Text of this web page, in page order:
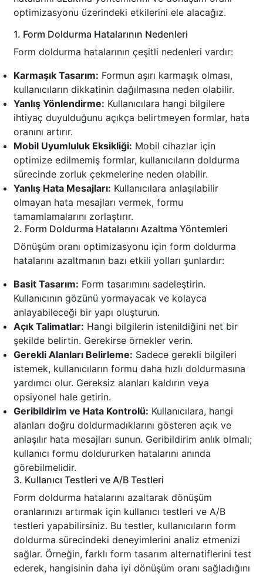
optimizasyonu üzerindeki etkilerini ele alacağız.
1. Form Doldurma Hatalarının Nedenleri
Form doldurma hatalarının çeşitli nedenleri vardır:
Karmaşık Tasarım: Formun aşırı karmaşık olması,
kullanıcıların dikkatinin dağılmasına neden olabilir.
Yanlış Yönlendirme: Kullanıcılara hangi bilgilere
ihtiyaç duyulduğunu açıkça belirtmeyen formlar, hata
oranını artırır.
Mobil Uyumluluk Eksikliği: Mobil cihazlar için
optimize edilmemiş formlar, kullanıcıların doldurma
sürecinde zorluk çekmelerine neden olabilir.
Yanlış Hata Mesajları: Kullanıcılara anlaşılabilir
olmayan hata mesajları vermek, formu
tamamlamalarını zorlaştırır.
2. Form Doldurma Hatalarını Azaltma Yöntemleri
Dönüşüm oranı optimizasyonu için form doldurma
hatalarını azaltmanın bazı etkili yolları şunlardır:
Basit Tasarım: Form tasarımını sadeleştirin.
Kullanıcının gözünü yormayacak ve kolayca
anlayabileceği bir yapı oluşturun.
Açık Talimatlar: Hangi bilgilerin istenildiğini net bir
şekilde belirtin. Gerekirse örnekler verin.
Gerekli Alanları Belirleme: Sadece gerekli bilgileri
istemek, kullanıcıların formu daha hızlı doldurmasına
yardımcı olur. Gereksiz alanları kaldırın veya
opsiyonel hale getirin.
Geribildirim ve Hata Kontrolü: Kullanıcılara, hangi
alanları doğru doldurmadıklarını gösteren açık ve
anlaşılır hata mesajları sunun. Geribildirim anlık olmalı;
kullanıcı formu doldururken hatalarını anında
görebilmelidir.
3. Kullanıcı Testleri ve A/B Testleri
Form doldurma hatalarını azaltarak dönüşüm
oranlarınızı artırmak için kullanıcı testleri ve A/B
testleri yapabilirsiniz. Bu testler, kullanıcıların form
doldurma sürecindeki deneyimlerini analiz etmenizi
sağlar. Örneğin, farklı form tasarım alternatiflerini test
ederek, hangisinin daha iyi dönüşüm oranı sağladığını